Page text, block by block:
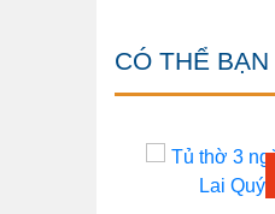
CÓ THỂ